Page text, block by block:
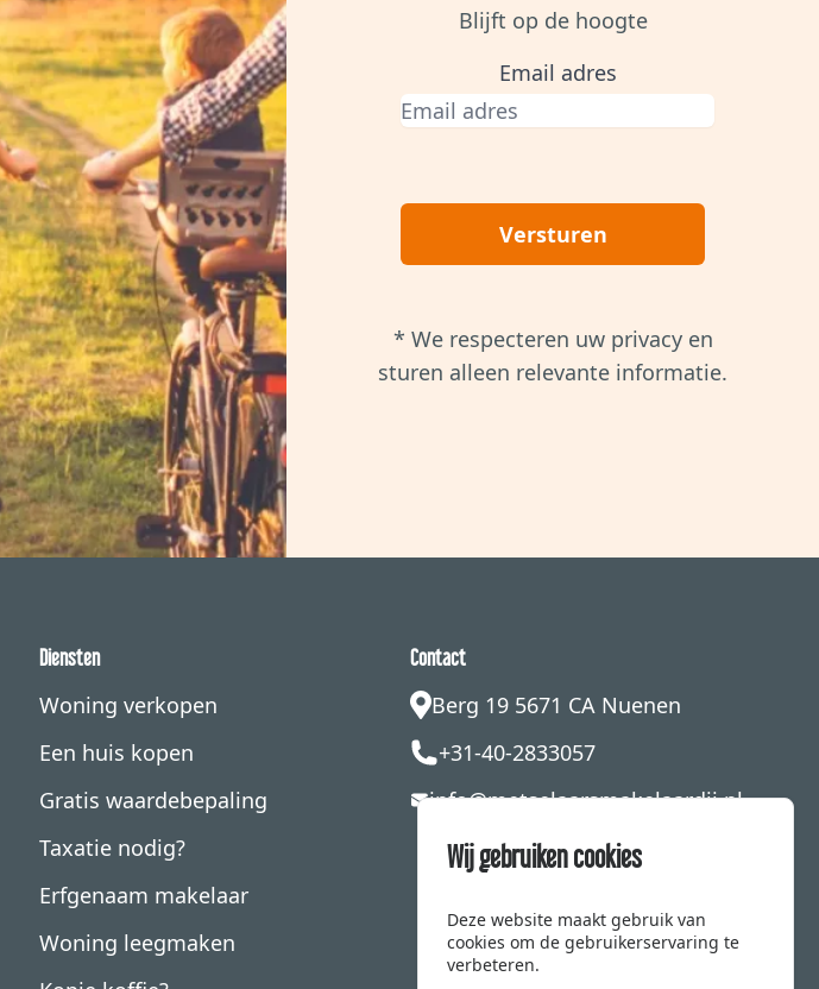
Blijft op de hoogte
Email adres
Versturen
* We respecteren uw privacy en
sturen alleen relevante informatie.
Diensten
Woning verkopen
Een huis kopen
Gratis waardebepaling
Taxatie nodig?
Erfgenaam makelaar
Woning leegmaken
Contact
Berg 19 5671 CA Nuenen
+31-40-2833057
info@metselaarsmakelaardij.nl
Wij gebruiken cookies
Deze website maakt gebruik van
cookies om de gebruikerservaring te
verbeteren.